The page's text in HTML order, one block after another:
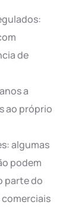
de
a
ao próprio
algumas
podem
parte do